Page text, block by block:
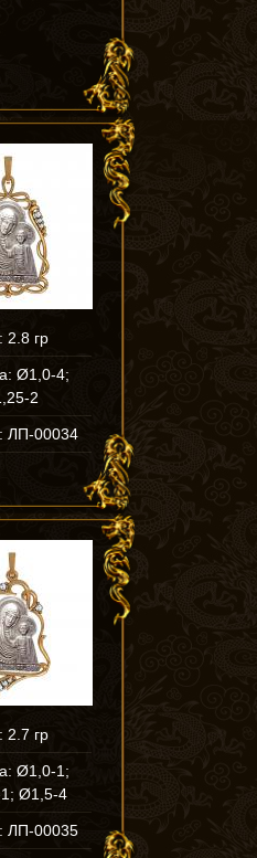
2.8 гр
Ø1,0-4;
2
ЛП-00034
2.7 гр
Ø1,0-1;
Ø1,5-4
ЛП-00035